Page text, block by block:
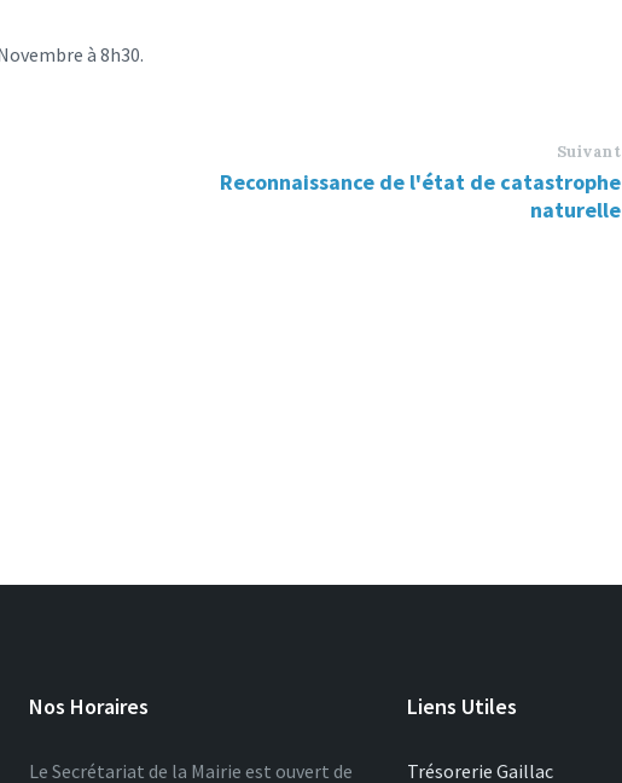
à 8h30.
Suivant
Reconnaissance de l'état de catastrophe
naturelle
Nos Horaires
Le Secrétariat de la Mairie est ouvert de
Liens Utiles
Trésorerie Gaillac